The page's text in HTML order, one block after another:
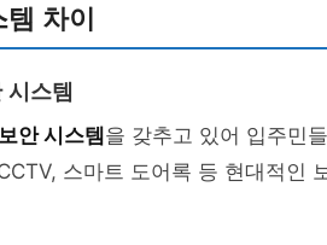
차이
스템
보안 시스템 을 갖추고 있어 입주민
스마트 도어록 등 현대적인